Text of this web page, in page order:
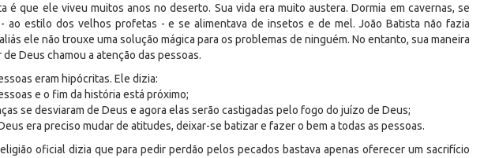
é que ele viveu muitos anos no deserto. Sua vida era muito austera. Dormia em cavernas, se
ao estilo dos velhos profetas - e se alimentava de insetos e de mel. João Batista não fazia
ele não trouxe uma solução mágica para os problemas de ninguém. No entanto, sua maneira
Deus chamou a atenção das pessoas.
eram hipócritas. Ele dizia:
e o fim da história está próximo;
se desviaram de Deus e agora elas serão castigadas pelo fogo do juízo de Deus;
era preciso mudar de atitudes, deixar-se batizar e fazer o bem a todas as pessoas.
oficial dizia que para pedir perdão pelos pecados bastava apenas oferecer um sacrifício